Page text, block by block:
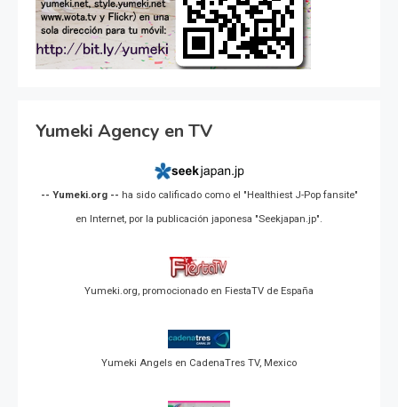
Yumeki Agency en TV
-- Yumeki.org -- ha sido calificado como el "Healthiest J-Pop fansite"
en Internet, por la publicación japonesa "Seekjapan.jp".
Yumeki.org, promocionado en FiestaTV de España
Yumeki Angels en CadenaTres TV, Mexico